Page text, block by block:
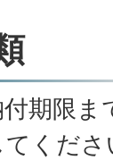
期限
くださ